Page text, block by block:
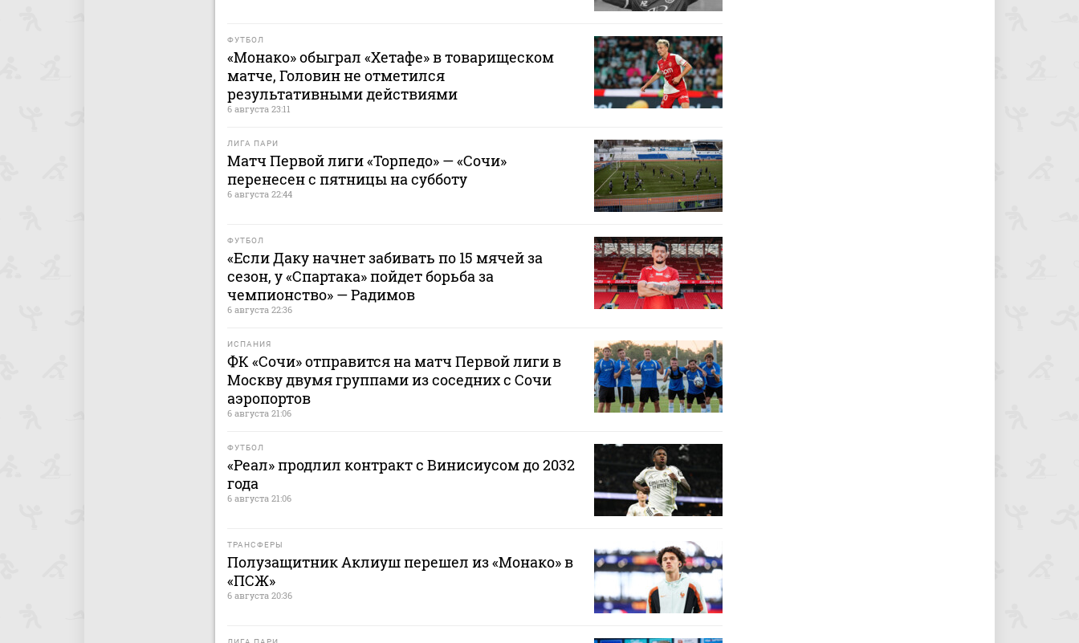
ФУТБОЛ
«Монако» обыграл «Хетафе» в товарищеском
матче, Головин не отметился
результативными действиями
6 августа 23:11
ЛИГА ПАРИ
Матч Первой лиги «Торпедо» — «Сочи»
перенесен с пятницы на субботу
6 августа 22:44
ФУТБОЛ
«Если Даку начнет забивать по 15 мячей за
сезон, у «Спартака» пойдет борьба за
чемпионство» — Радимов
6 августа 22:36
ИСПАНИЯ
ФК «Сочи» отправится на матч Первой лиги в
Москву двумя группами из соседних с Сочи
аэропортов
6 августа 21:06
ФУТБОЛ
«Реал» продлил контракт с Винисиусом до 2032
года
6 августа 21:06
ТРАНСФЕРЫ
Полузащитник Аклиуш перешел из «Монако» в
«ПСЖ»
6 августа 20:36